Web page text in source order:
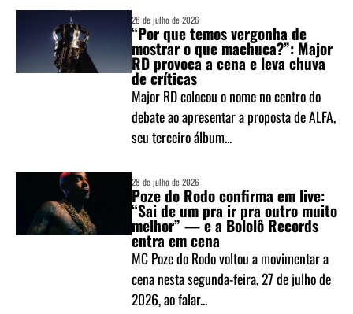
28 de julho de 2026
“Por que temos vergonha de
mostrar o que machuca?”: Major
RD provoca a cena e leva chuva
de críticas
Major RD colocou o nome no centro do
debate ao apresentar a proposta de ALFA,
seu terceiro álbum...
28 de julho de 2026
Poze do Rodo confirma em live:
“Sai de um pra ir pra outro muito
melhor” — e a Bololô Records
entra em cena
MC Poze do Rodo voltou a movimentar a
cena nesta segunda-feira, 27 de julho de
2026, ao falar...